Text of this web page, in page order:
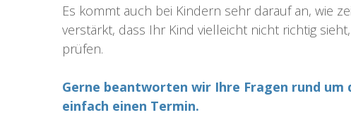
Es kommt auch bei Kindern sehr darauf an, wie
verstärkt, dass Ihr Kind vielleicht nicht richtig
prüfen.
Gerne beantworten wir Ihre Fragen rund um
einfach einen Termin.